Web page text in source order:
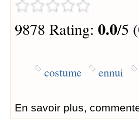
9878 Rating: 0.0/5
costume ennui
En savoir plus,